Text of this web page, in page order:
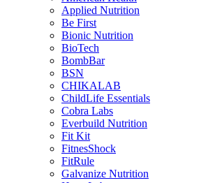
Applied Nutrition
Be First
Bionic Nutrition
BioTech
BombBar
BSN
CHIKALAB
ChildLife Essentials
Cobra Labs
Everbuild Nutrition
Fit Kit
FitnesShock
FitRule
Galvanize Nutrition